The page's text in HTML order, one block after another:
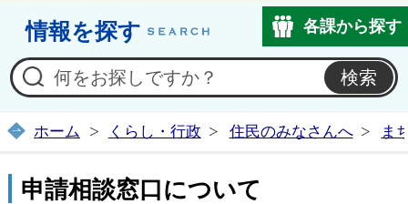
情報を探す 各課から探す
ホーム くらし・行政 住民のみなさんへ ま
申請相談窓口について